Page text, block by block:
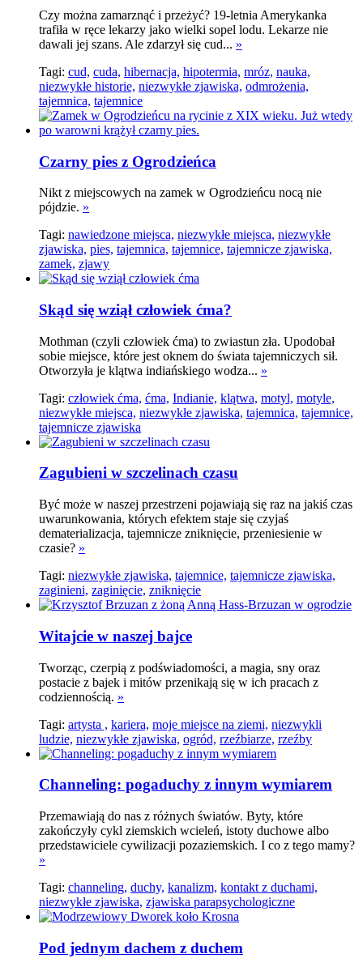
Czy można zamarznąć i przeżyć? 19-letnia Amerykanka
trafiła w ręce lekarzy jako wielki sopel lodu. Lekarze nie
dawali jej szans. Ale zdarzył się cud... »
Tagi: cud, cuda, hibernacja, hipotermia, mróz, nauka,
niezwykłe historie, niezwykłe zjawiska, odmrożenia,
tajemnica, tajemnice
Czarny pies z Ogrodzieńca
Nikt z miejscowych na zamek w Ogrodzieńcu nocą nie
pójdzie. »
Tagi: nawiedzone miejsca, niezwykłe miejsca, niezwykłe
zjawiska, pies, tajemnica, tajemnice, tajemnicze zjawiska,
zamek, zjawy
Skąd się wziął człowiek ćma?
Mothman (czyli człowiek ćma) to zwiastun zła. Upodobał
sobie miejsce, które jest oknem do świata tajemniczych sił.
Otworzyła je klątwa indiańskiego wodza... »
Tagi: człowiek ćma, ćma, Indianie, klątwa, motyl, motyle,
niezwykłe miejsca, niezwykłe zjawiska, tajemnica, tajemnice,
tajemnicze zjawiska
Zagubieni w szczelinach czasu
Być może w naszej przestrzeni pojawiają się raz na jakiś czas
uwarunkowania, których efektem staje się czyjaś
dematerializacja, tajemnicze zniknięcie, przeniesienie w
czasie? »
Tagi: niezwykłe zjawiska, tajemnice, tajemnicze zjawiska,
zaginieni, zaginięcie, zniknięcie
Witajcie w naszej bajce
Tworząc, czerpią z podświadomości, a magia, sny oraz
postacie z bajek i mitów przenikają się w ich pracach z
codziennością. »
Tagi: artysta , kariera, moje miejsce na ziemi, niezwykli
ludzie, niezwykłe zjawiska, ogród, rzeźbiarze, rzeźby
Channeling: pogaduchy z innym wymiarem
Przemawiają do nas z różnych światów. Byty, które
zakończyły cykl ziemskich wcieleń, istoty duchowe albo
przedstawiciele cywilizacji pozaziemskich. I co z tego mamy?
»
Tagi: channeling, duchy, kanalizm, kontakt z duchami,
niezwykłe zjawiska, zjawiska parapsychologiczne
Pod jednym dachem z duchem